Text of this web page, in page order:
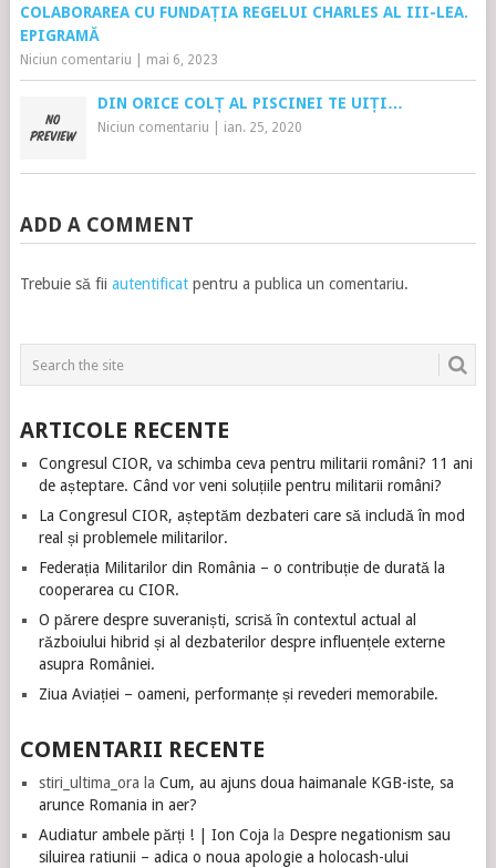
COLABORAREA CU FUNDAȚIA REGELUI CHARLES AL III-LEA.
EPIGRAMĂ
Niciun comentariu mai 6, 2023
DIN ORICE COLȚ AL PISCINEI TE UIȚI…
Niciun comentariu ian. 25, 2020
ADD A COMMENT
Trebuie să fii autentificatpentru a publica un comentariu.
ARTICOLE RECENTE
Congresul CIOR, va schimba ceva pentru militarii români? 11 ani
de așteptare. Când vor veni soluțiile pentru militarii români?
La Congresul CIOR, așteptăm dezbateri care să includă în mod
real și problemele militarilor.
Federația Militarilor din România – o contribuție de durată la
cooperarea cu CIOR.
O părere despre suveraniști, scrisă în contextul actual al
războiului hibrid și al dezbaterilor despre influențele externe
asupra României.
Ziua Aviației – oameni, performanțe și revederi memorabile.
COMENTARII RECENTE
stiri_ultima_ora la Cum, au ajuns doua haimanale KGB-iste, sa
arunce Romania in aer?
Audiatur ambele părți ! | Ion Coja la Despre negationism sau
siluirea ratiunii – adica o noua apologie a holocash-ului